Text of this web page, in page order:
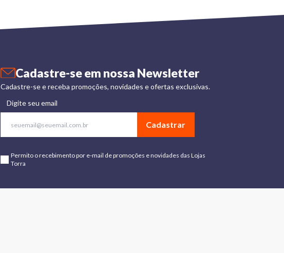
Cadastre-se em nossa Newsletter
Cadastre-se e receba promoções, novidades e ofertas exclusivas.
Digite seu email
Cadastrar
Permito o recebimento por e-mail de promoções e novidades das Lojas
Torra